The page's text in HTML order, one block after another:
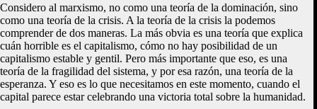
Considero al marxismo, no como una teoría de la dominación, sino
como una teoría de la crisis. A la teoría de la crisis la podemos
comprender de dos maneras. La más obvia es una teoría que explica
cuán horrible es el capitalismo, cómo no hay posibilidad de un
capitalismo estable y gentil. Pero más importante que eso, es una
teoría de la fragilidad del sistema, y por esa razón, una teoría de la
esperanza. Y eso es lo que necesitamos en este momento, cuando el
capital parece estar celebrando una victoria total sobre la humanidad.